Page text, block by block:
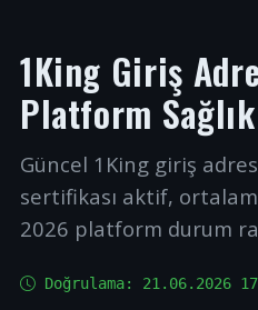
1King Giriş
Platform
Güncel 1King giriş
sertifikası aktif,
2026 platform durum
Doğrulama: 21.06.2026